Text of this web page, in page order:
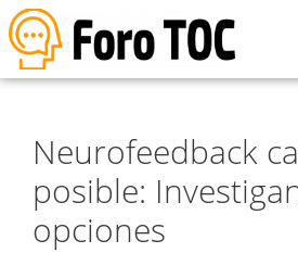
Neurofeedback
posible:
opciones